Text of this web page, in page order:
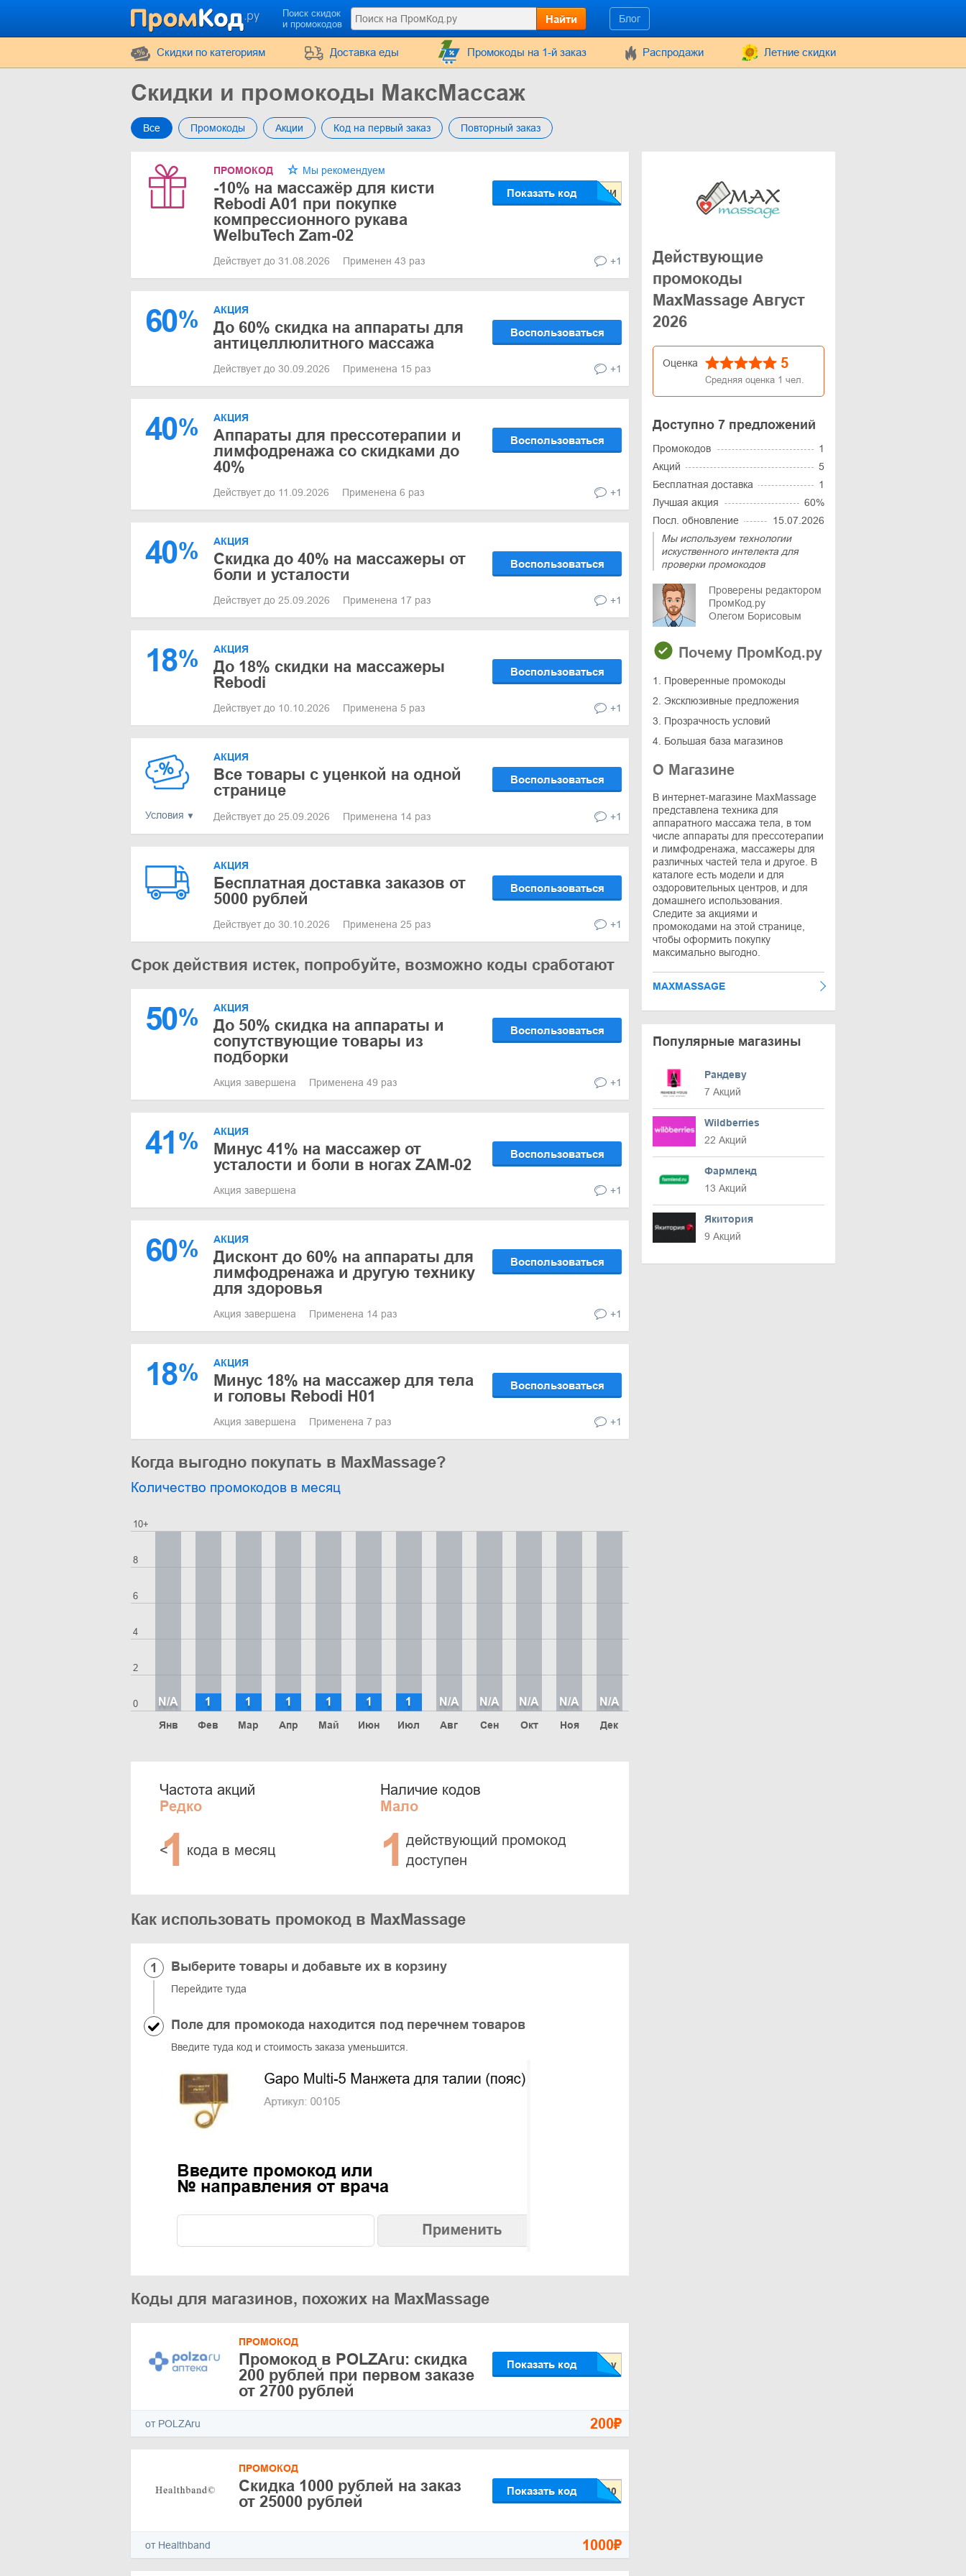
Поиск скидок
и промокодов
Найти Блог
Cкидки по категориям Доставка еды Промокоды на 1-й заказ Распродажи Летние скидки
Скидки и промокоды МаксМассаж
Все Промокоды Акции Код на первый заказ Повторный заказ
ПРОМОКОД Мы рекомендуем
-10% на массажёр для кисти
Rebodi A01 при покупке
компрессионного рукава
WelbuTech Zam-02
Показать код
Действует до 31.08.2026 Применен 43 раз +1
60% АКЦИЯ
До 60% скидка на аппараты для
антицеллюлитного массажа
Воспользоваться
Действует до 30.09.2026 Применена 15 раз +1
40% АКЦИЯ
Аппараты для прессотерапии и
лимфодренажа со скидками до
40%
Воспользоваться
Действует до 11.09.2026 Применена 6 раз +1
40% АКЦИЯ
Скидка до 40% на массажеры от
боли и усталости
Воспользоваться
Действует до 25.09.2026 Применена 17 раз +1
18% АКЦИЯ
До 18% скидки на массажеры
Rebodi
Воспользоваться
Действует до 10.10.2026 Применена 5 раз +1
Условия
АКЦИЯ
Все товары с уценкой на одной
странице
Воспользоваться
Действует до 25.09.2026 Применена 14 раз +1
АКЦИЯ
Бесплатная доставка заказов от
5000 рублей
Воспользоваться
Действует до 30.10.2026 Применена 25 раз +1
Срок действия истек, попробуйте, возможно коды сработают
50% АКЦИЯ
До 50% скидка на аппараты и
сопутствующие товары из
подборки
Воспользоваться
Акция завершена Применена 49 раз +1
41% АКЦИЯ
Минус 41% на массажер от
усталости и боли в ногах ZAM-02
Воспользоваться
Акция завершена +1
60% АКЦИЯ
Дисконт до 60% на аппараты для
лимфодренажа и другую технику
для здоровья
Воспользоваться
Акция завершена Применена 14 раз +1
18% АКЦИЯ
Минус 18% на массажер для тела
и головы Rebodi H01
Воспользоваться
Акция завершена Применена 7 раз +1
Когда выгодно покупать в MaxMassage?
Количество промокодов в месяц
0
2
4
6
8
10+
Янв
N/A
Фев
1
Мар
1
Апр
1
Май
1
Июн
1
Июл
1
Авг
N/A
Сен
N/A
Окт
N/A
Ноя
N/A
Дек
N/A
Частота акций
Редко
<
1 кода в месяц
Наличие кодов
Мало
1 действующий промокод
доступен
Как использовать промокод в MaxMassage
Выберите товары и добавьте их в корзину
Перейдите туда
Поле для промокода находится под перечнем товаров
Введите туда код и стоимость заказа уменьшится.
Коды для магазинов, похожих на MaxMassage
ПРОМОКОД
Промокод в POLZAru: скидка
200 рублей при первом заказе
от 2700 рублей
Показать код
от POLZAru 200₽
ПРОМОКОД
Скидка 1000 рублей на заказ
от 25000 рублей
Показать код
от Healthband 1000₽
Действующие
промокоды
MaxMassage Август
2026
Оценка 5
Средняя оценка 1 чел.
Доступно 7 предложений
Промокодов
1
Акций
5
Бесплатная доставка
1
Лучшая акция
60%
Посл. обновление
15.07.2026
Мы используем технологии
искуственного интелекта для
проверки промокодов
Проверены редактором
ПромКод.ру
Олегом Борисовым
Почему ПромКод.ру
1. Проверенные промокоды
2. Эксклюзивные предложения
3. Прозрачность условий
4. Большая база магазинов
О Магазине
В интернет-магазине MaxMassage
представлена техника для
аппаратного массажа тела, в том
числе аппараты для прессотерапии
и лимфодренажа, массажеры для
различных частей тела и другое. В
каталоге есть модели и для
оздоровительных центров, и для
домашнего использования.
Следите за акциями и
промокодами на этой странице,
чтобы оформить покупку
максимально выгодно.
MAXMASSAGE
Популярные магазины
Рандеву
7 Акций
Wildberries
22 Акций
Фармленд
13 Акций
Якитория
9 Акций